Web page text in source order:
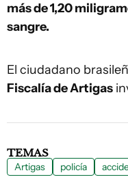
más de 1,20
sangre.
El ciudadano
Fiscalía de Artigas
TEMAS
Artigas policía